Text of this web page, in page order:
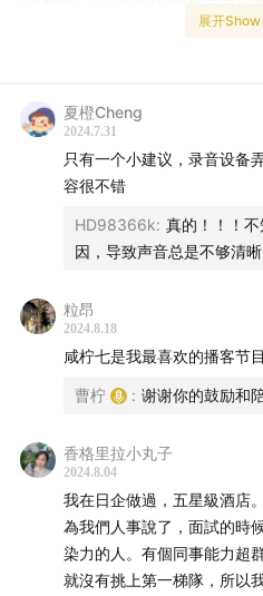
【栏目介绍】
的脑洞和跨度极大的思维方
们都清醒而主动地生活。
更多活动将在栏目公众号和私
有什么想听的话题也欢迎在评
【你将会听到】
日本制造巨人是怎样练
井深大+盛田昭夫：官商
展开
夏橙Cheng
2024.7.31
只有一个小建议，录音设备
容很不错
HD98366k: 真的！！！
因，导致声音总是不够清晰
粒昂
2024.8.18
咸柠七是我最喜欢的播客节
曹柠 : 谢谢你的鼓励和
香格里拉小丸子
2024.8.04
我在日企做過，五星級酒店
為我們人事說了，面試的時
染力的人。有個同事能力超
就沒有挑上第一梯隊，所以